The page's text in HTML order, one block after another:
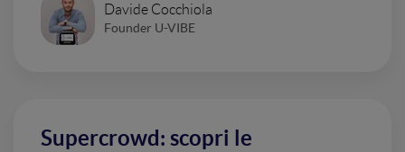
Davide Cocchiola
Founder U-VIBE
Supercrowd: scopri le